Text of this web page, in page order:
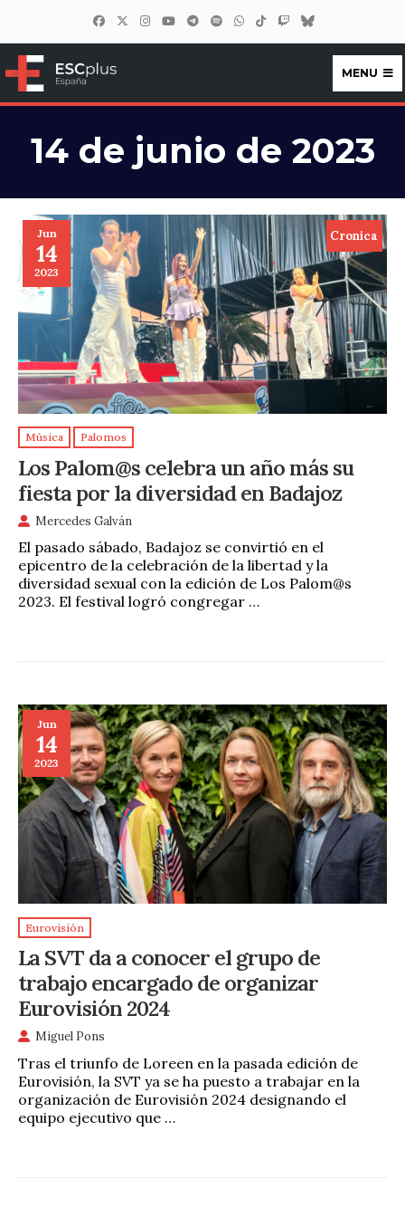
ESCplus España
MENU
14 de junio de 2023
Jun
14
2023
Cronica
Música Palomos
Los Palom@s celebra un año más su
fiesta por la diversidad en Badajoz
Mercedes Galván
El pasado sábado, Badajoz se convirtió en el
epicentro de la celebración de la libertad y la
diversidad sexual con la edición de Los Palom@s
2023. El festival logró congregar …
Jun
14
2023
Eurovisión
La SVT da a conocer el grupo de
trabajo encargado de organizar
Eurovisión 2024
Miguel Pons
Tras el triunfo de Loreen en la pasada edición de
Eurovisión, la SVT ya se ha puesto a trabajar en la
organización de Eurovisión 2024 designando el
equipo ejecutivo que …